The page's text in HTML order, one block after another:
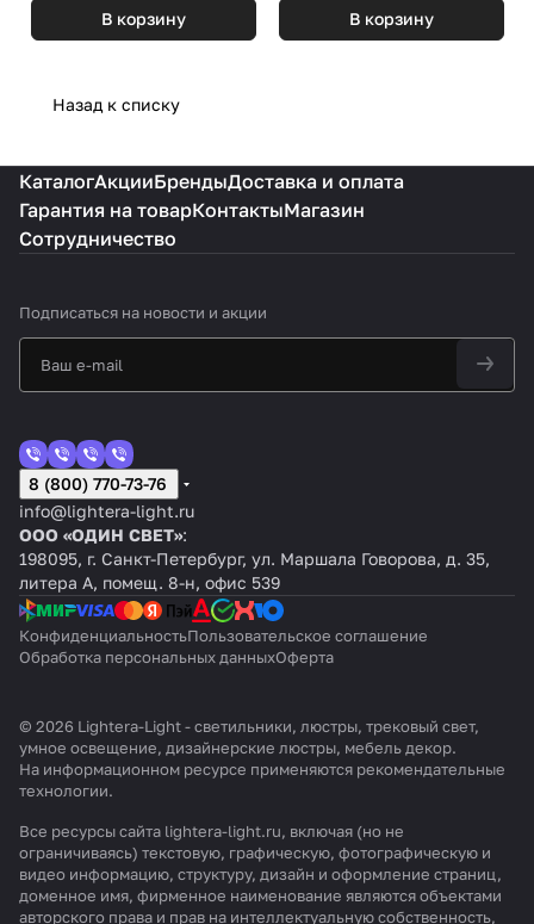
В корзину В корзину
Назад к списку
КаталогАкцииБрендыДоставка и оплата
Гарантия на товарКонтактыМагазин
Сотрудничество
Подписаться на новости и акции
8 (800) 770-73-76
info@lightera-light.ru
ООО «ОДИН СВЕТ»:
198095, г. Санкт-Петербург, ул. Маршала Говорова, д. 35,
литера А, помещ. 8-н, офис 539
КонфиденциальностьПользовательское соглашение
Обработка персональных данныхОферта
© 2026 Lightera-Light - светильники, люстры, трековый свет,
умное освещение, дизайнерские люстры, мебель декор.
На информационном ресурсе применяются рекомендательные
технологии.
Все ресурсы сайта lightera-light.ru, включая (но не
ограничиваясь) текстовую, графическую, фотографическую и
видео информацию, структуру, дизайн и оформление страниц,
доменное имя, фирменное наименование являются объектами
авторского права и прав на интеллектуальную собственность,